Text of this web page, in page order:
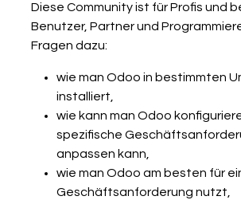
Diese Community ist für Profis und
Benutzer, Partner und
Fragen dazu:
wie man Odoo in bestimmten
installiert,
wie kann man Odoo
spezifische
anpassen kann,
wie man Odoo am besten für
Geschäftsanforderung nutzt,